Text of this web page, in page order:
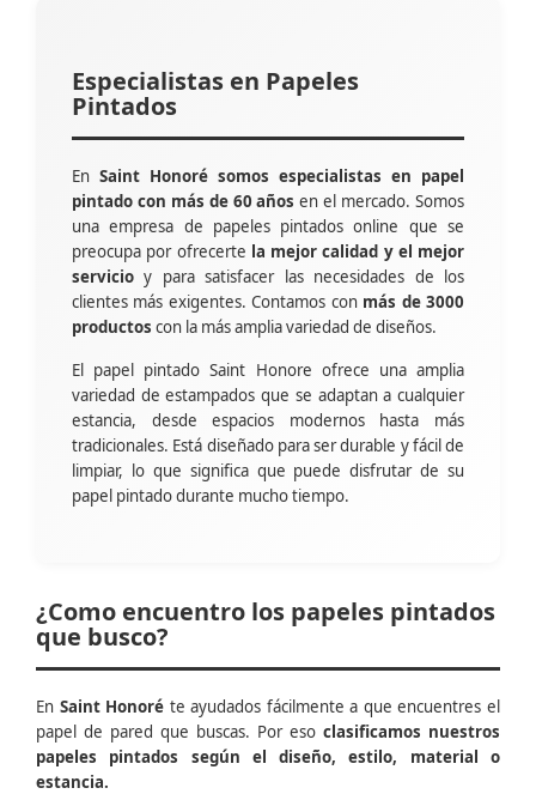
Especialistas en Papeles
Pintados
En Saint Honoré somos especialistas en papel
pintado con más de 60 años en el mercado. Somos
una empresa de papeles pintados online que se
preocupa por ofrecerte la mejor calidad y el mejor
servicio y para satisfacer las necesidades de los
clientes más exigentes. Contamos con más de 3000
productos con la más amplia variedad de diseños.
El papel pintado Saint Honore ofrece una amplia
variedad de estampados que se adaptan a cualquier
estancia, desde espacios modernos hasta más
tradicionales. Está diseñado para ser durable y fácil de
limpiar, lo que significa que puede disfrutar de su
papel pintado durante mucho tiempo.
¿Como encuentro los papeles pintados
que busco?
En Saint Honoré te ayudados fácilmente a que encuentres el
papel de pared que buscas. Por eso clasificamos nuestros
papeles pintados según el diseño, estilo, material o
estancia.